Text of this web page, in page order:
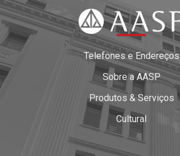
Telefones e Endereços
Sobre a AASP
Produtos & Serviços
Cultural